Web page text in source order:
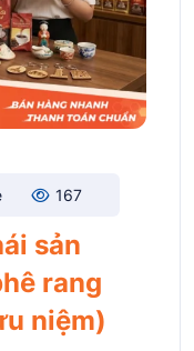
167
sản
rang
niệm)